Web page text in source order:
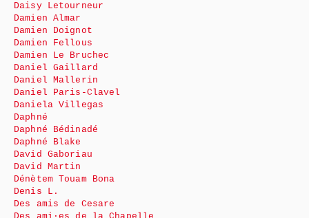
Daisy Letourneur
Damien Almar
Damien Doignot
Damien Fellous
Damien Le Bruchec
Daniel Gaillard
Daniel Mallerin
Daniel Paris-Clavel
Daniela Villegas
Daphné
Daphné Bédinadé
Daphné Blake
David Gaboriau
David Martin
Dénètem Touam Bona
Denis L.
Des amis de Cesare